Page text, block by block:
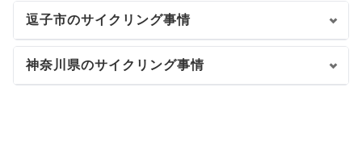
逗子市のサイクリング事情
神奈川県のサイクリング事情